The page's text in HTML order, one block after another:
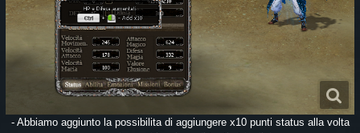
- Abbiamo aggiunto la possibilita di aggiungere x10 punti status alla volta